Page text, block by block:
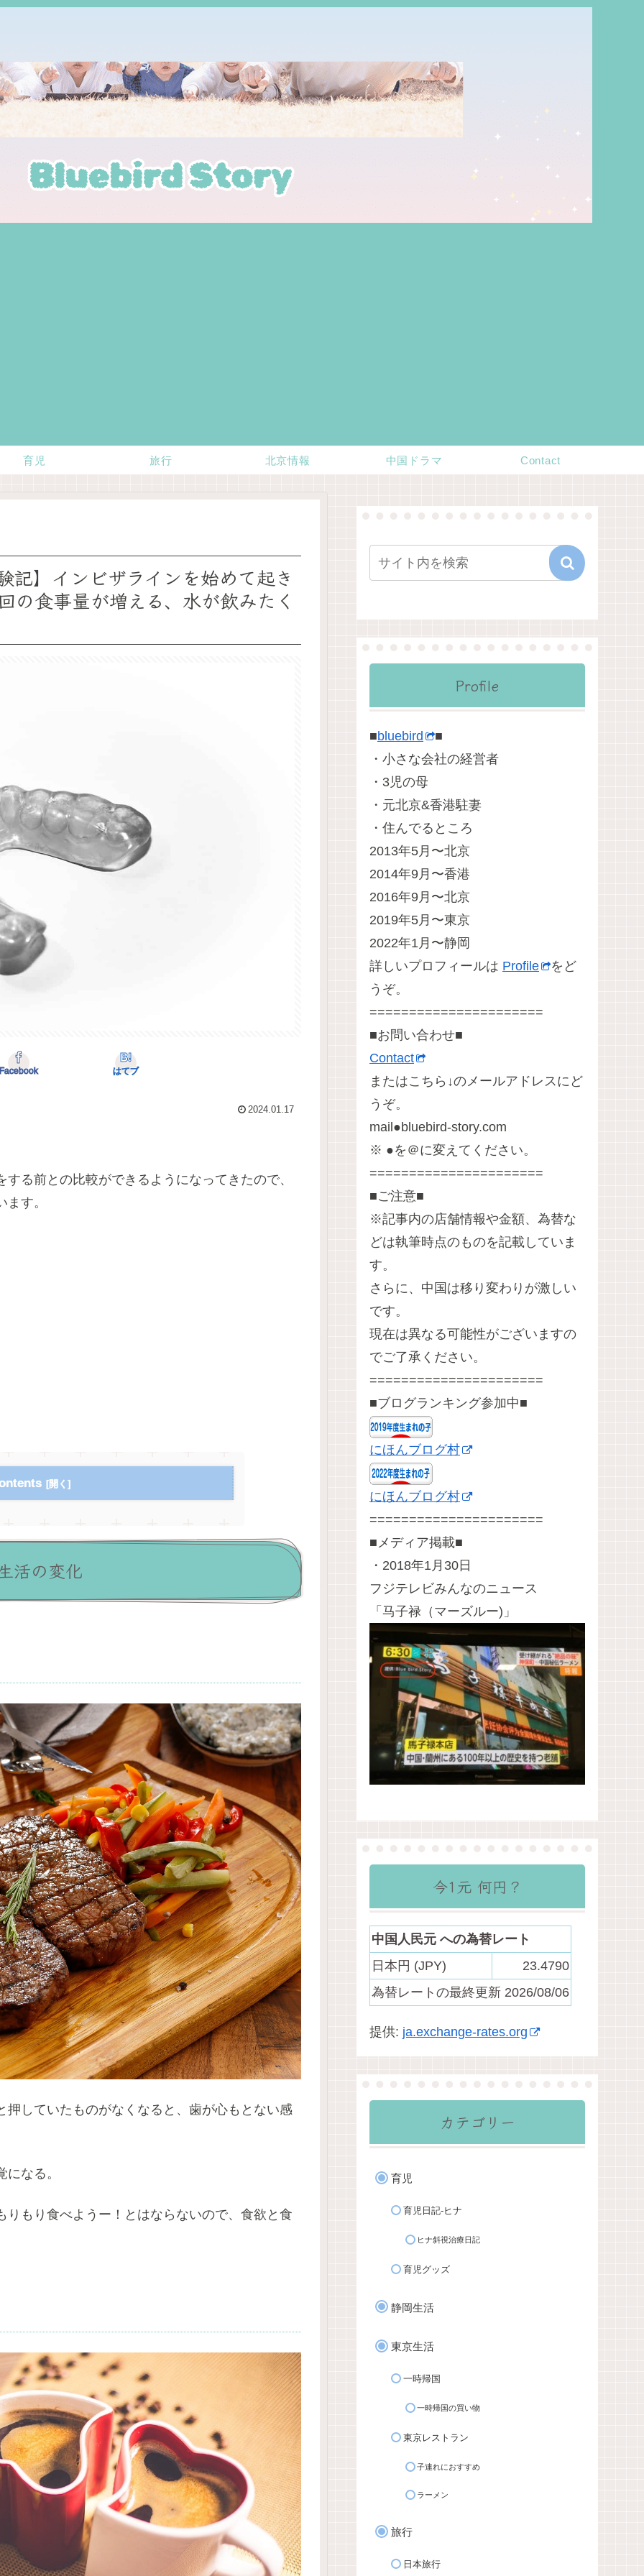
育児 旅行 北京情報 中国ドラマ Contact
記】インビザラインを始めて起き
の食事量が増える、水が飲みたく
はてブ
2024.01.17
る前との比較ができるようになってきたので、
す。
活の変化
していたものがなくなると、歯が心もとない感
なる。
もり食べようー！とはならないので、食欲と食
Profile
■bluebird
■
・小さな会社の経営者
・3児の母
・元北京&香港駐妻
・住んでるところ
2013年5月〜北京
2014年9月〜香港
2016年9月〜北京
2019年5月〜東京
2022年1月〜静岡
詳しいプロフィールは Profile
をど
うぞ。
======================
■お問い合わせ■
Contact
またはこちら↓のメールアドレスにど
うぞ。
mail●bluebird-story.com
※ ●を＠に変えてください。
======================
■ご注意■
※記事内の店舗情報や金額、為替な
どは執筆時点のものを記載していま
す。
さらに、中国は移り変わりが激しい
です。
現在は異なる可能性がございますの
でご了承ください。
======================
■ブログランキング参加中■
にほんブログ村
にほんブログ村
======================
■メディア掲載■
・2018年1月30日
フジテレビみんなのニュース
「马子禄（マーズルー)」
今1元 何円？
中国人民元 への為替レート
日本円 (JPY)
23.4790
為替レートの最終更新 2026/08/06
提供: ja.exchange-rates.org
カテゴリー
育児
育児日記-ヒナ
ヒナ斜視治療日記
育児グッズ
静岡生活
東京生活
一時帰国
一時帰国の買い物
東京レストラン
子連れにおすすめ
ラーメン
旅行
日本旅行